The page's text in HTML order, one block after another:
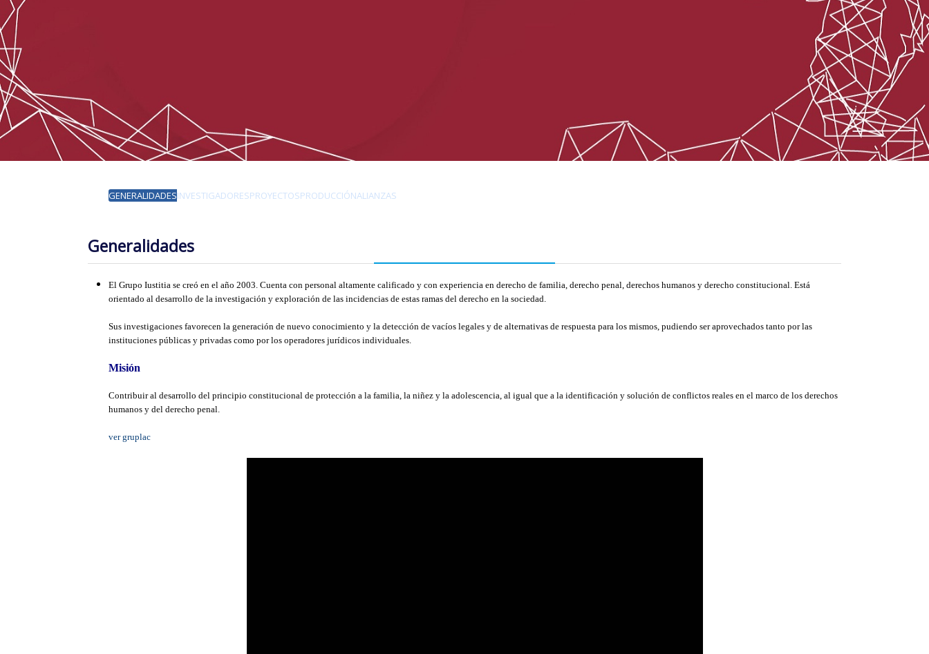
GENERALIDADESINVESTIGADORESPROYECTOSPRODUCCIÓNALIANZAS
Generalidades
El Grupo Iustitia se creó en el año 2003. Cuenta con personal altamente calificado y con experiencia en derecho de familia, derecho penal, derechos humanos y derecho constitucional. Está
orientado al desarrollo de la investigación y exploración de las incidencias de estas ramas del derecho en la sociedad.
Sus investigaciones favorecen la generación de nuevo conocimiento y la detección de vacíos legales y de alternativas de respuesta para los mismos, pudiendo ser aprovechados tanto por las
instituciones públicas y privadas como por los operadores jurídicos individuales.
Misión
Contribuir al desarrollo del principio constitucional de protección a la familia, la niñez y la adolescencia, al igual que a la identificación y solución de conflictos reales en el marco de los derechos
humanos y del derecho penal.
ver gruplac